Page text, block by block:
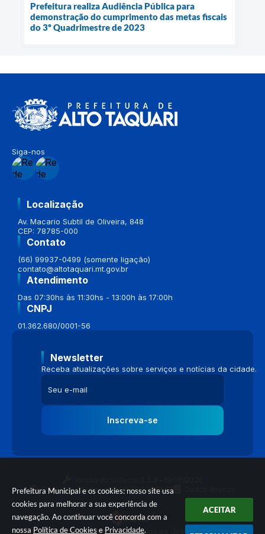
Prefeitura Municipal e os cookies: nosso site usa
cookies para melhorar a sua experiência de
navegação. Ao continuar você concorda com a
nossa Política de Cookies e Privacidade.
ACEITAR
Prefeitura realiza Audiência Pública para
demonstração do cumprimento das metas fiscais
do 3º Quadrimestre de 2023
Siga-nos
Localização
Av. Macario Subtil de Oliveira, 848
CEP: 78785-000
Contato
(66) 99937-0499 (somente ligação)
contato@altotaquari.mt.gov.br
Atendimento
Das 07:30hs às 11:30hs - 13:00h às 17:00h
CNPJ
01.362.680/0001-56
Newsletter
Receba atualizações sobre serviços e notícias da cidade.
Inscreva-se
Portal atualizado em:04/08/2026 16:58
© Copyright Instar - 2006-2026. Todos os direitos reservados -